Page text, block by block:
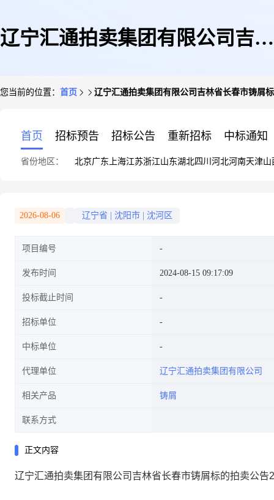
辽宁汇通拍卖集团有限公司吉林
您当前的位置： 首页 辽宁汇通拍卖集团有限公司吉林省长春市铸屑
首页 招标预告 招标公告 重新招标 中标通知
省份地区： 北京广东 上海江苏浙江山东湖北四川 河北河南天津山
2026-08-06 辽宁省 沈阳市 沈河区
项目编号
发布时间 2024-08-15 09:17:09
投标截止时间
招标单位
中标单位
代理单位 辽宁汇通拍卖集团有限公司
相关产品 铸屑
联系方式
正文内容
辽宁汇通拍卖集团有限公司吉林省长春市铸屑标的拍卖公告